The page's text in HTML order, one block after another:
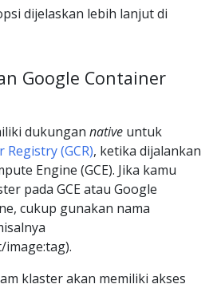
dijelaskan lebih lanjut di
Google Container
dukungan native untuk
(GCR), ketika dijalankan
Engine (GCE). Jika kamu
pada GCE atau Google
cukup gunakan nama
image:tag).
klaster akan memiliki akses